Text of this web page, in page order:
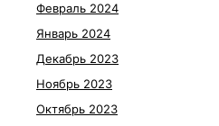
Февраль 2024
Январь 2024
Декабрь 2023
Ноябрь 2023
Октябрь 2023